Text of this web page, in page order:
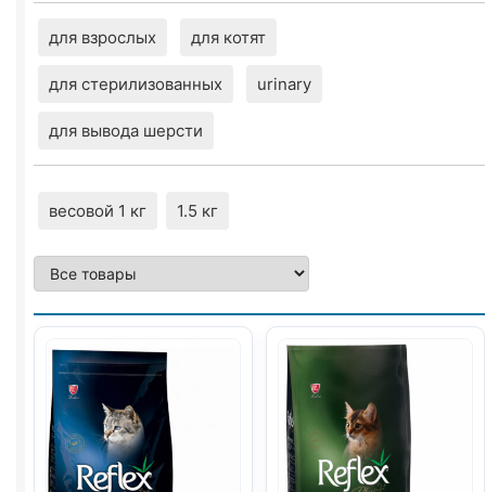
для взрослых для котят
для стерилизованных urinary
для вывода шерсти
весовой 1 кг 1.5 кг